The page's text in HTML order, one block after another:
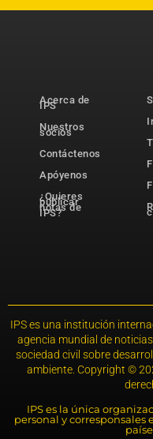
Acerca de
IPS
Nuestros
socios
Contáctenos
Apóyenos
¿Quieres
publicar
notas de
IPS?
IPS es una institución
agencia mundial de
sociedad civil sobre
ambiente. Copyright ©
IPS es la única
personal y